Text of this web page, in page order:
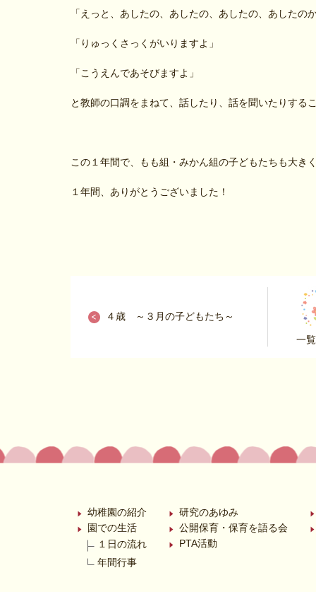
「えっと、あしたの、あしたの、あしたの、あしたの
「りゅっくさっくがいりますよ」
「こうえんであそびますよ」
と教師の口調をまねて、話したり、話を聞いたりする
この１年間で、もも組・みかん組の子どもたちも大き
１年間、ありがとうございました！
４歳 ～３月の子どもたち～
一
幼稚園の紹介
園での生活
１日の流れ
年間行事
研究のあゆみ
公開保育・保育を語る会
PTA活動